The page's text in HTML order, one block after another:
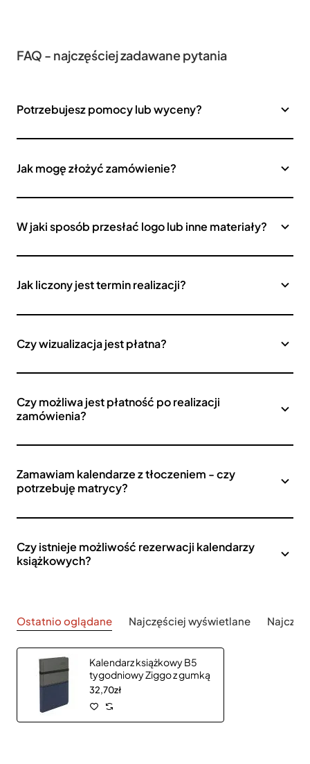
FAQ - najczęściej zadawane pytania
Potrzebujesz pomocy lub wyceny?
Jak mogę złożyć zamówienie?
W jaki sposób przesłać logo lub inne materiały?
Jak liczony jest termin realizacji?
Czy wizualizacja jest płatna?
Czy możliwa jest płatność po realizacji
zamówienia?
Zamawiam kalendarze z tłoczeniem - czy
potrzebuję matrycy?
Czy istnieje możliwość rezerwacji kalendarzy
książkowych?
Ostatnio oglądane Najczęściej wyświetlane
Kalendarz książkowy B5
tygodniowy Ziggo z gumką
32,70zł